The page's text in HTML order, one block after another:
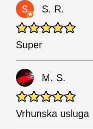
S. R.
Super
M. S.
Vrhunska usluga